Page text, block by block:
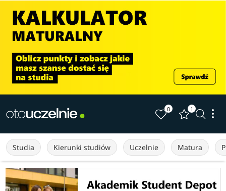
0 1
Studia Kierunki studiów Uczelnie Matura